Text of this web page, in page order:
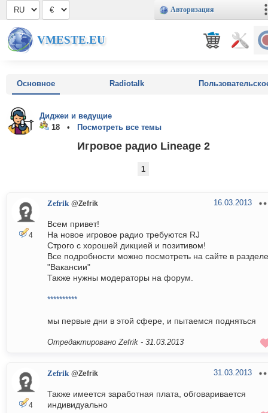
Авторизация
VMESTE.EU
Основное Radiotalk
Диджеи и ведущие
18 •
Посмотреть все темы
Игровое радио Lineage 2
1
4
Zefrik @Zefrik 16.03.2013
Всем привет!
На новое игровое радио требуются RJ
Строго с хорошей дикцией и позитивом!
Все подробности можно посмотреть на сайте в разделе
"Вакансии"
Также нужны модераторы на форум.
**********
мы первые дни в этой сфере, и пытаемся подняться
Отредактировано Zefrik - 31.03.2013
4
Zefrik @Zefrik 31.03.2013
Также имеется заработная плата, обговаривается
индивидуально